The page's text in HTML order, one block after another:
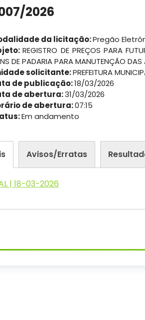
2026
da licitação:Pregão
REGISTRO DE PREÇOS PARA
DE PADARIA PARA MANUTENÇÃO
solicitante:PREFEITURA
de publicação:18/03/2026
de abertura:31/03/2026
de abertura:07:15
Em andamento
Avisos/Erratas
| 18-03-2026